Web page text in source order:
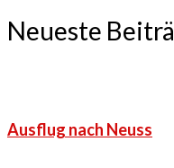
Neueste
Ausflug nach Neuss